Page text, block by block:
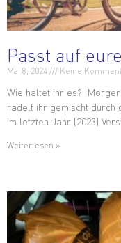
Passt auf
Mai 8, 2024 Keine
Wie haltet ihr es?
radelt ihr gemischt durch
im letzten Jahr (2023)
Weiterlesen »